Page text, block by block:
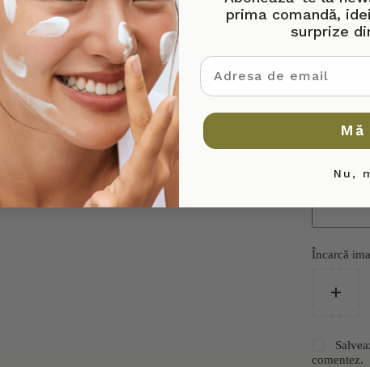
Titlu
Încarcă
comentez.
prima comandă,
surprize
adresa de email
Nu,